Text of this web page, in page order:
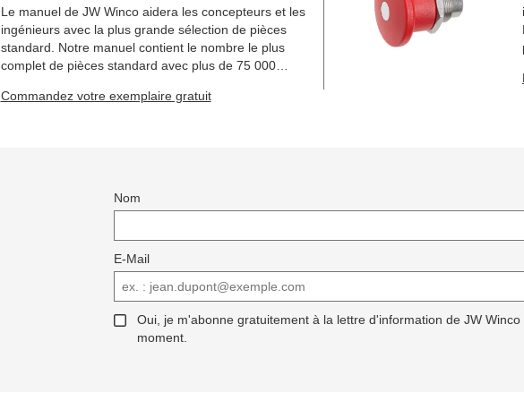
Le manuel de JW Winco aidera les concepteurs et les
ingénieurs avec la plus grande sélection de pièces
standard. Notre manuel contient le nombre le plus
complet de pièces standard avec plus de 75 000
Commandez votre exemplaire gratuit
Nom
E-Mail
Oui, je m'abonne gratuitement à la lettre d'information de JW
moment.